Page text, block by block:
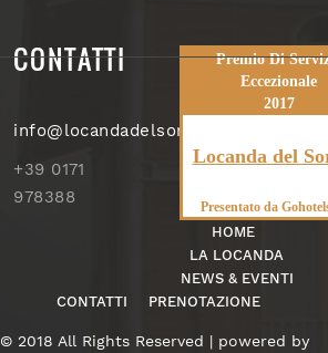
CONTATTI
info@locandadelsorriso.com
+39 0171
978388
Premio Di
Eccezionale
2017
Locanda del
Presentato da
HOME
LA LOCANDA
NEWS & EVENTI
CONTATTI
PRENOTAZIONE
© 2018 All Rights Reserved | powered by